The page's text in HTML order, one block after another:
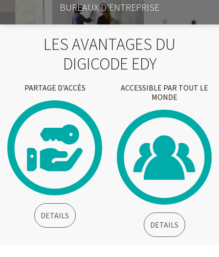
BUREAUX D'ENTREPRISE
LES AVANTAGES DU
DIGICODE EDY
PARTAGE D'ACCÈS
DETAILS
ACCESSIBLE PAR TOUT LE
MONDE
DETAILS